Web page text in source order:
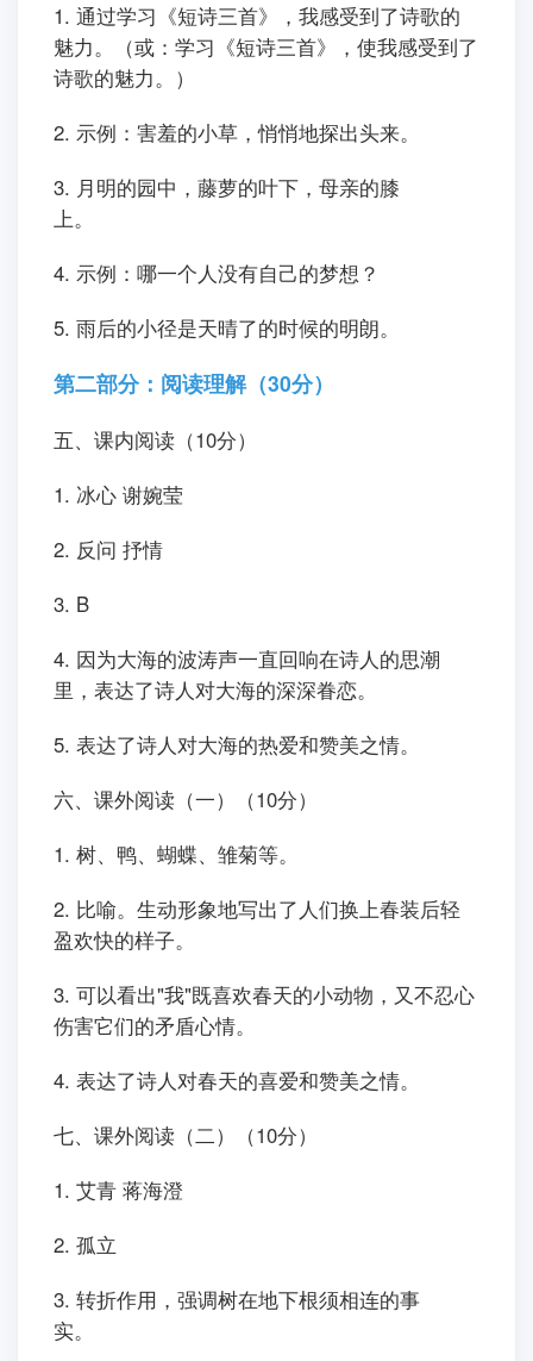
1. 通过学习《短诗三首》，我感受到了诗歌的
魅力。（或：学习《短诗三首》，使我感受到了
诗歌的魅力。）
2. 示例：害羞的小草，悄悄地探出头来。
3. 月明的园中，藤萝的叶下，母亲的膝
上。
4. 示例：哪一个人没有自己的梦想？
5. 雨后的小径是天晴了的时候的明朗。
第二部分：阅读理解（30分）
五、课内阅读（10分）
1. 冰心 谢婉莹
2. 反问 抒情
3. B
4. 因为大海的波涛声一直回响在诗人的思潮
里，表达了诗人对大海的深深眷恋。
5. 表达了诗人对大海的热爱和赞美之情。
六、课外阅读（一）（10分）
1. 树、鸭、蝴蝶、雏菊等。
2. 比喻。生动形象地写出了人们换上春装后轻
盈欢快的样子。
3. 可以看出"我"既喜欢春天的小动物，又不忍心
伤害它们的矛盾心情。
4. 表达了诗人对春天的喜爱和赞美之情。
七、课外阅读（二）（10分）
1. 艾青 蒋海澄
2. 孤立
3. 转折作用，强调树在地下根须相连的事
实。